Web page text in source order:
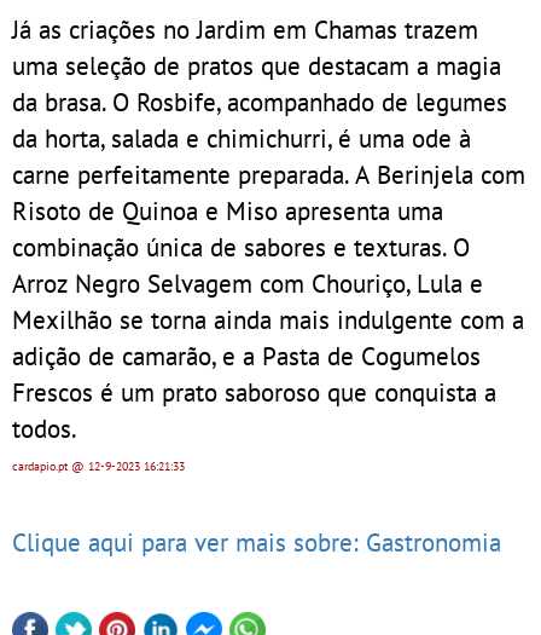
Já as criações no Jardim em Chamas trazem
uma seleção de pratos que destacam a magia
da brasa. O Rosbife, acompanhado de legumes
da horta, salada e chimichurri, é uma ode à
carne perfeitamente preparada. A Berinjela com
Risoto de Quinoa e Miso apresenta uma
combinação única de sabores e texturas. O
Arroz Negro Selvagem com Chouriço, Lula e
Mexilhão se torna ainda mais indulgente com a
adição de camarão, e a Pasta de Cogumelos
Frescos é um prato saboroso que conquista a
todos.
cardapio.pt@ 12-9-2023 16:21:33
Clique aqui para ver mais sobre: Gastronomia